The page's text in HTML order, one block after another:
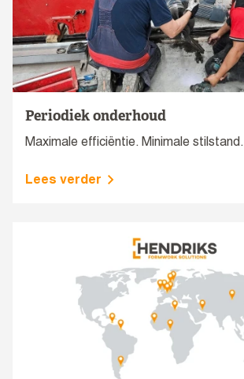
Periodiek onderhoud
Maximale efficiëntie. Minimale stilstand.
Lees verder